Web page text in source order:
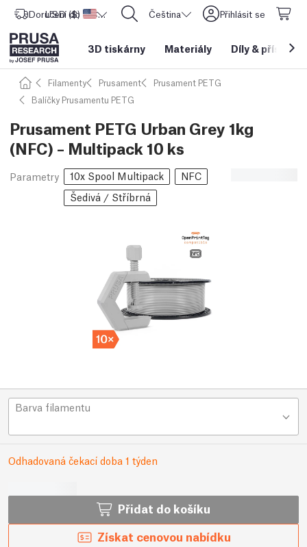
Doručení do Spojené státy americké
USD ($) CORE One L: Nyní skladem! Čeština Přihlásit se
3D tiskárny Materiály Díly &
Filamenty Prusament
Prusament PETG
Balíčky Prusamentu PETG
Prusament PETG Urban Grey 1kg
(NFC) – Multipack 10 ks
Parametry 10x Spool Multipack
NFC
Šedivá / Stříbrná
Barva filamentu
Odhadovaná čekací doba 1 týden
Přidat do košíku
Získat cenovou nabídku